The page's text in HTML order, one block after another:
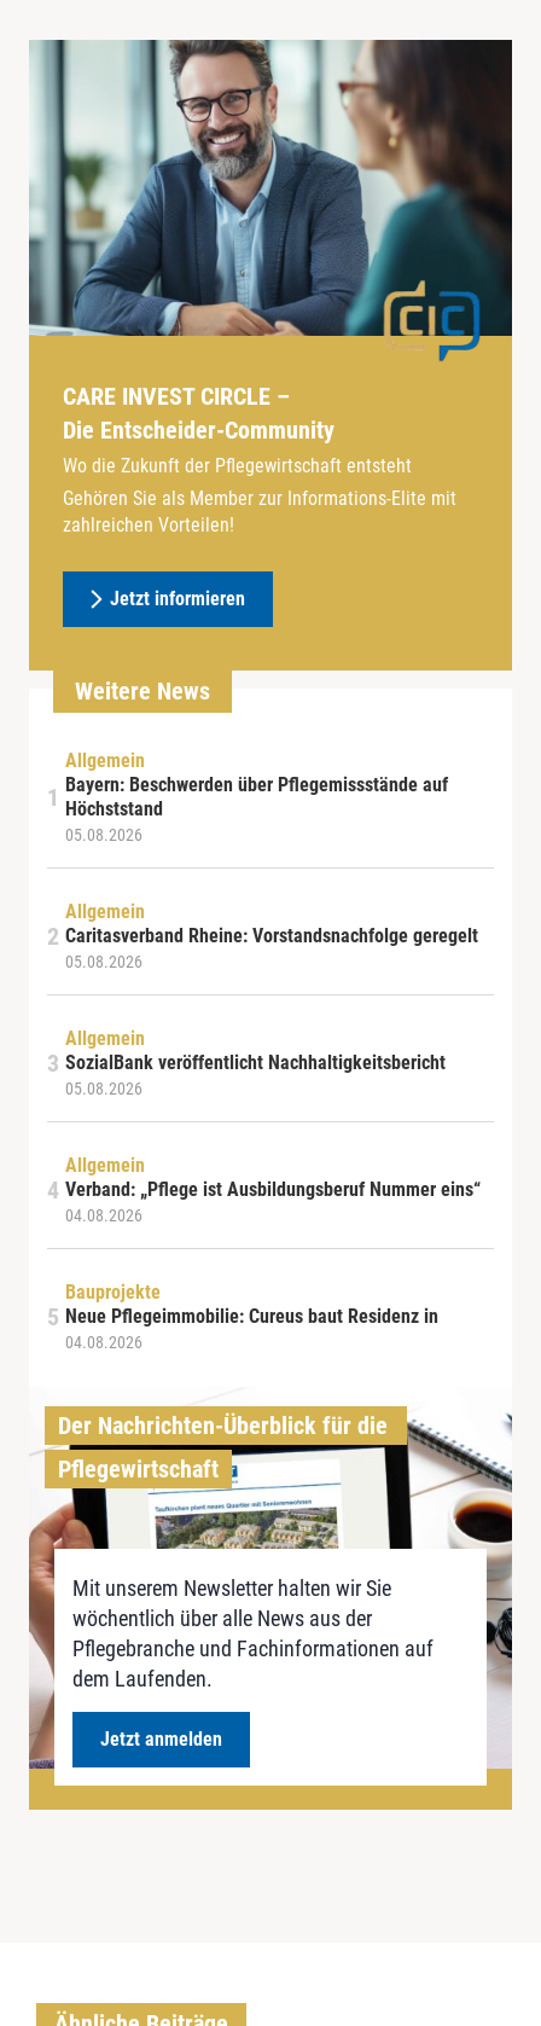
CARE INVEST CIRCLE –
Die Entscheider-Community
Wo die Zukunft der Pflegewirtschaft entsteht
Gehören Sie als Member zur Informations-Elite mit
zahlreichen Vorteilen!
Jetzt informieren
Weitere News
Allgemein
Bayern: Beschwerden über Pflegemissstände auf
Höchststand
05.08.2026
Allgemein
Caritasverband Rheine: Vorstandsnachfolge geregelt
05.08.2026
Allgemein
SozialBank veröffentlicht Nachhaltigkeitsbericht
05.08.2026
Allgemein
Verband: „Pflege ist Ausbildungsberuf Nummer eins“
04.08.2026
Bauprojekte
Neue Pflegeimmobilie: Cureus baut Residenz in
04.08.2026
Der Nachrichten-Überblick für die
Pflegewirtschaft
Mit unserem Newsletter halten wir Sie
wöchentlich über alle News aus der
Pflegebranche und Fachinformationen auf
dem Laufenden.
Jetzt anmelden